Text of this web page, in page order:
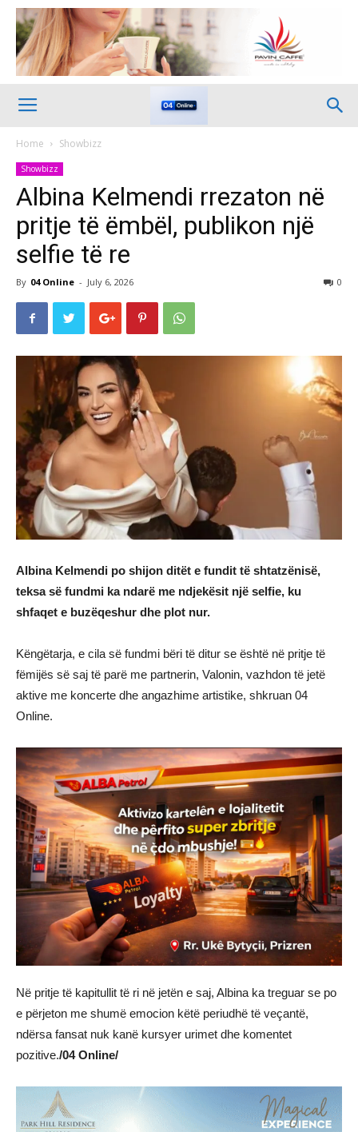
Home Showbizz
Showbizz
Albina Kelmendi rrezaton në
pritje të ëmbël, publikon një
selfie të re
By 04 Online - July 6, 2026 0
Albina Kelmendi po shijon ditët e fundit të shtatzënisë,
teksa së fundmi ka ndarë me ndjekësit një selfie, ku
shfaqet e buzëqeshur dhe plot nur.
Këngëtarja, e cila së fundmi bëri të ditur se është në pritje të
fëmijës së saj të parë me partnerin, Valonin, vazhdon të jetë
aktive me koncerte dhe angazhime artistike, shkruan 04
Online.
Në pritje të kapitullit të ri në jetën e saj, Albina ka treguar se po
e përjeton me shumë emocion këtë periudhë të veçantë,
ndërsa fansat nuk kanë kursyer urimet dhe komentet
pozitive./04 Online/